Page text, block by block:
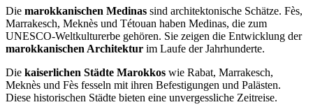
Die marokkanischen Medinas sind architektonische Schätze. Fès,
Marrakesch, Meknès und Tétouan haben Medinas, die zum
UNESCO-Weltkulturerbe gehören. Sie zeigen die Entwicklung der
marokkanischen Architektur im Laufe der Jahrhunderte.
Die kaiserlichen Städte Marokkos wie Rabat, Marrakesch,
Meknès und Fès fesseln mit ihren Befestigungen und Palästen.
Diese historischen Städte bieten eine unvergessliche Zeitreise.